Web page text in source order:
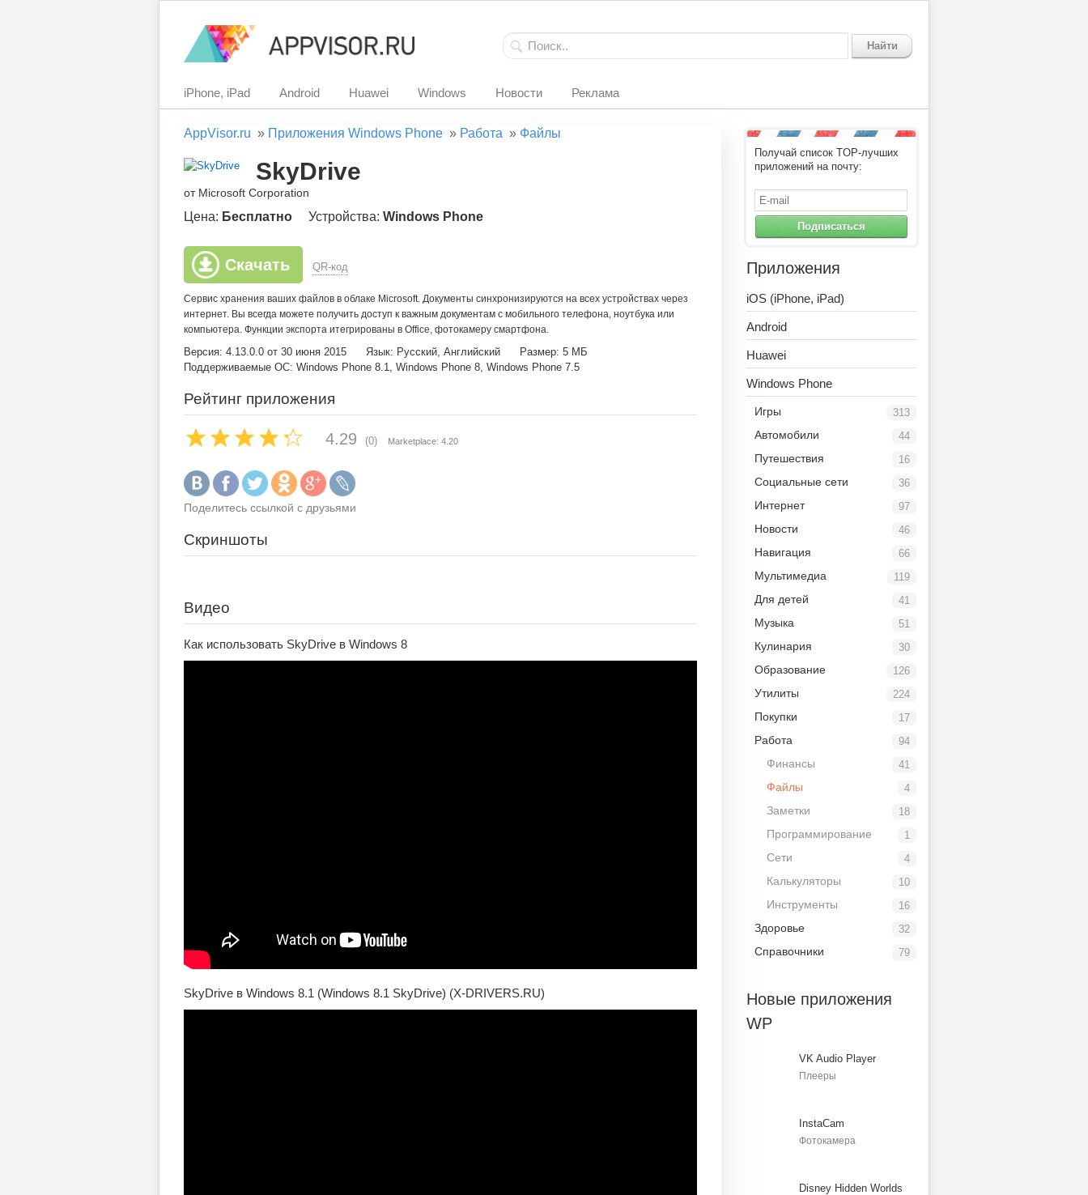
Найти
iPhone, iPad Android Huawei Windows Новости Реклама
AppVisor.ru » Приложения Windows Phone » Работа » Файлы
SkyDrive
от Microsoft Corporation
Цена: Бесплатно Устройства: Windows Phone
Скачать QR-код
Сервис хранения ваших файлов в облаке Microsoft. Документы синхронизируются на всех устройствах через
интернет. Вы всегда можете получить доступ к важным документам с мобильного телефона, ноутбука или
компьютера. Функции экспорта итегрированы в Office, фотокамеру смартфона.
Версия: 4.13.0.0 от 30 июня 2015 Язык: Русский, Английский
Размер: 5 МБ
Поддерживаемые ОС: Windows Phone 8.1, Windows Phone 8, Windows Phone 7.5
Рейтинг приложения
4.29 (0) Marketplace: 4.20
Поделитесь ссылкой с друзьями
Скриншоты
Видео
Как использовать SkyDrive в Windows 8
SkyDrive в Windows 8.1 (Windows 8.1 SkyDrive) (X-DRIVERS.RU)
Получай список TOP-лучших
приложений на почту:
Подписаться
Приложения
iOS (iPhone, iPad)
Android
Huawei
Windows Phone
313
Игры
44
Автомобили
16
Путешествия
36
Социальные сети
97
Интернет
46
Новости
66
Навигация
119
Мультимедиа
41
Для детей
51
Музыка
30
Кулинария
126
Образование
224
Утилиты
17
Покупки
94
Работа
41
Финансы
4
Файлы
18
Заметки
1
Программирование
4
Сети
10
Калькуляторы
16
Инструменты
32
Здоровье
79
Справочники
Новые приложения
WP
VK Audio Player
Плееры
InstaCam
Фотокамера
Disney Hidden Worlds